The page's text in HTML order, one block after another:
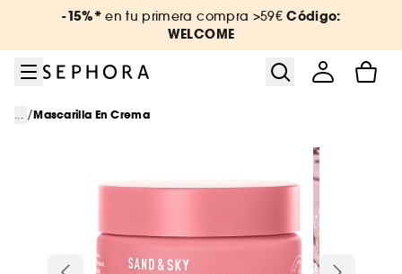
Ir al menú
Ir al contenido principal
Ir al pie de página
-15%*en tu primera compra >59€Código:
WELCOME
... /Mascarilla En Crema